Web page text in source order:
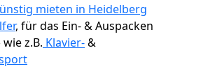
mieten in Heidelberg
, für das Ein- & Auspacken
z.B. Klavier-&